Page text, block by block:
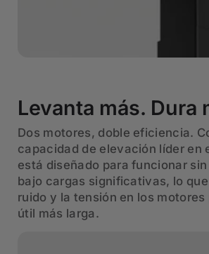
Levanta más. Dura
Dos motores, doble eficiencia.
capacidad de elevación líder en
está diseñado para funcionar
bajo cargas significativas, lo
ruido y la tensión en los motores
útil más larga.